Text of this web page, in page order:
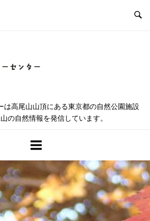
は高尾山山頂にある東京都の自然公園施設
の自然情報を発信しています。